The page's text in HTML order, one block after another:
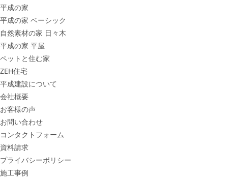
平成の家
平成の家 ベーシック
自然素材の家 日々木
平成の家 平屋
ペットと住む家
ZEH住宅
平成建設について
会社概要
お客様の声
お問い合わせ
コンタクトフォーム
資料請求
プライバシーポリシー
施工事例